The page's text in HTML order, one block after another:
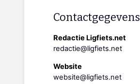
Contactgegevens
Redactie Ligfiets.net
redactie@ligfiets.net
Website
website@ligfiets.net